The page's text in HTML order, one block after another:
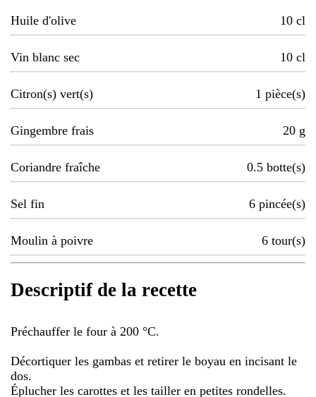
Huile d'olive 10 cl
Vin blanc sec 10 cl
Citron(s) vert(s) 1 pièce(s)
Gingembre frais 20 g
Coriandre fraîche 0.5 botte(s)
Sel fin 6 pincée(s)
Moulin à poivre 6 tour(s)
Descriptif de la recette
Préchauffer le four à 200 °C.
Décortiquer les gambas et retirer le boyau en incisant le
dos.
Éplucher les carottes et les tailler en petites rondelles.